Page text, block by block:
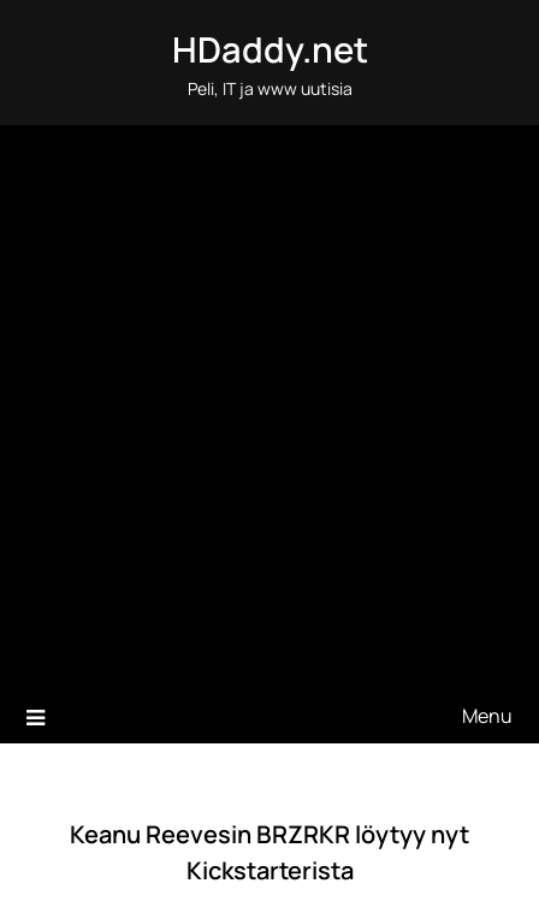
HDaddy.net
Peli, IT ja www uutisia
Menu
Keanu Reevesin BRZRKR löytyy nyt
Kickstarterista